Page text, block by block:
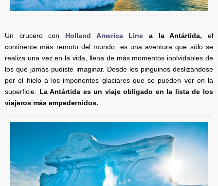
Un crucero con Holland America Line a la Antártida, el
continente más remoto del mundo, es una aventura que sólo se
realiza una vez en la vida, llena de más momentos inolvidables de
los que jamás pudiste imaginar. Desde los pinguinos deslizándose
por el hielo a los imponentes glaciares que se pueden ver en la
superficie. La Antártida es un viaje obligado en la lista de los
viajeros más empedernidos.